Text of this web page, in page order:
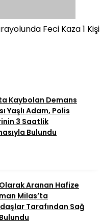
Feci Kaza 1 Kişi
Kaybolan Demans
Yaşlı Adam, Polis
3 Saatlik
Bulundu
Aranan Hafize
Milas’ta
Tarafından Sağ